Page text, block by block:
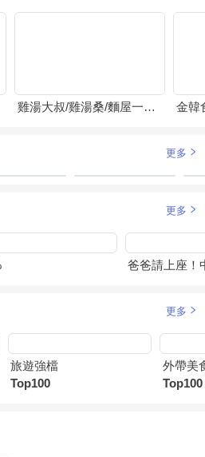
雞湯大叔/雞湯桑/麵屋一燈/賴山嶼 金韓
更多
更多
爸爸請上座！
更多
旅遊強檔
Top100
外帶美
Top100